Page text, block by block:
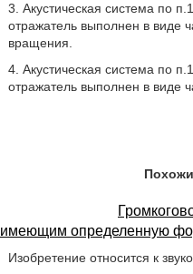
3. Акустическая система по
отражатель выполнен в виде
вращения.
4. Акустическая система по
отражатель выполнен в виде
имеющим определенную
Изобретение относится к